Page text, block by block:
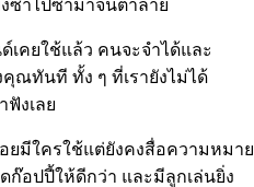
ำไปซ้ำมาจนตาลาย
คยใช้แล้ว คนจะจำได้และ
ณทันที ทั้ง ๆ ที่เรายังไม่ได้
งเลย
ยมีใครใช้แต่ยังคงสื่อความหมาย
ก๊อปปี้ให้ดีกว่า และมีลูกเล่นยิ่ง